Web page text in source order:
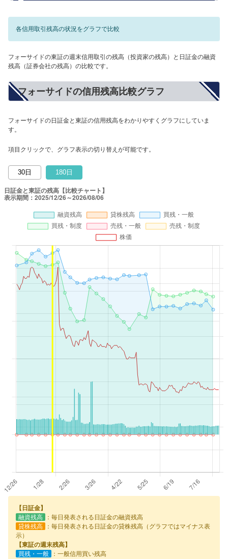
各信用取引残高の状況をグラフで比較
フォーサイドの東証の週末信用取引の残高（投資家の残高）と日証金の融資
残高（証券会社の残高）の比較です。
フォーサイドの信用残高比較グラフ
フォーサイドの日証金と東証の信用残高をわかりやすくグラフにしていま
す。
項目クリックで、グラフ表示の切り替えが可能です。
30日 180日
【日証金】
融資残高
：毎日発表される日証金の融資残高
貸株残高
：毎日発表される日証金の貸株残高（グラフではマイナス表
示）
【東証の週末残高】
買残・一般
：一般信用買い残高